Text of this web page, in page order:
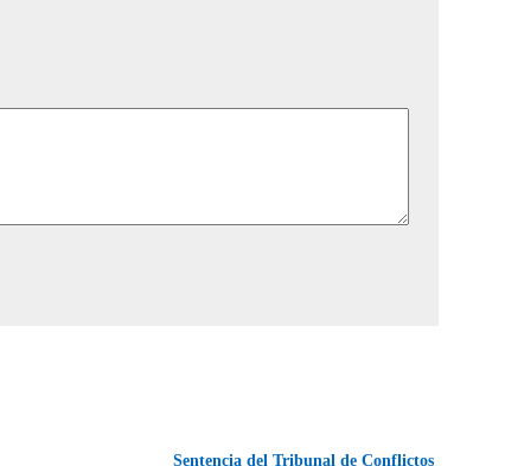
Sentencia del Tribunal de Conflictos